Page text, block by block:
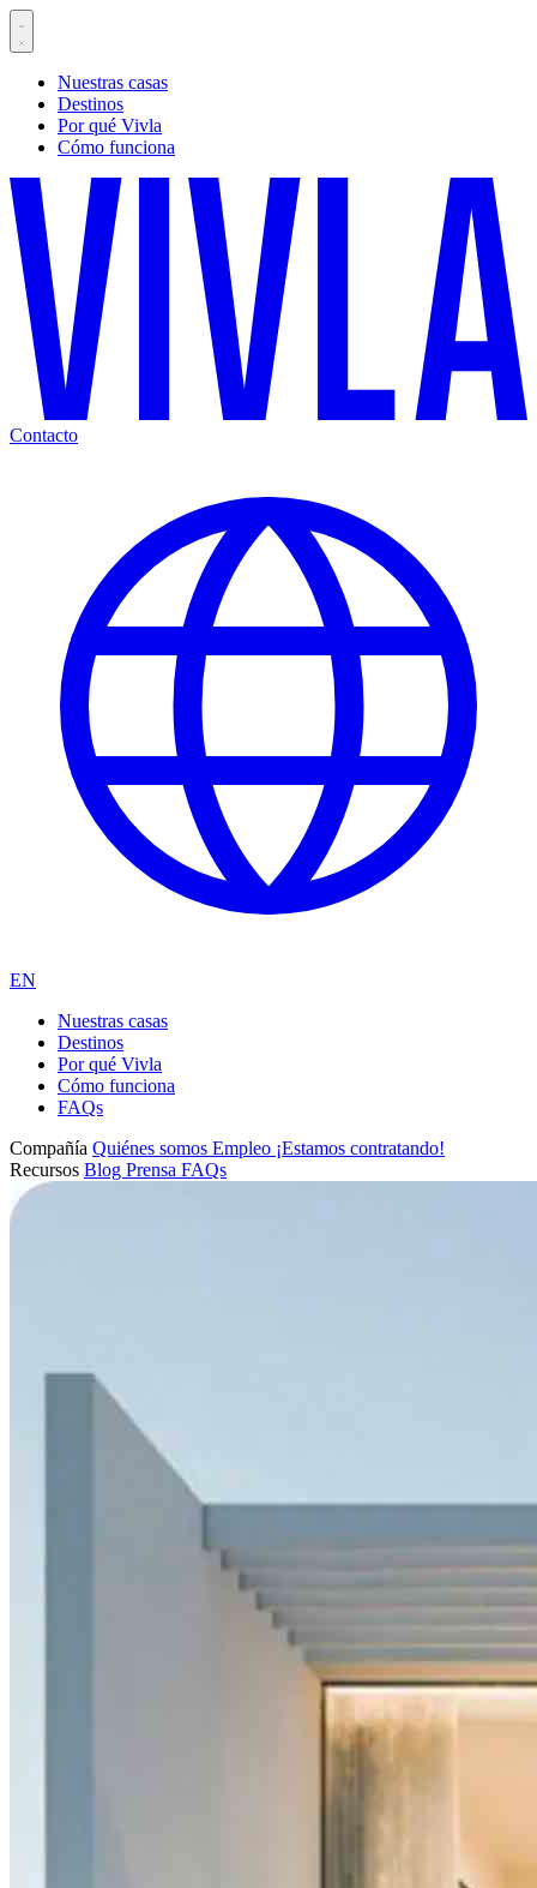
Nuestras casas
Destinos
Por qué Vivla
Cómo funciona
Contacto
EN
Nuestras casas
Destinos
Por qué Vivla
Cómo funciona
FAQs
Compañía Quiénes somos Empleo ¡Estamos contratando!
Recursos Blog Prensa FAQs